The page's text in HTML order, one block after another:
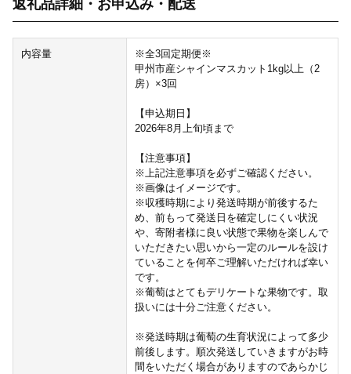
返礼品詳細・お申込み・配送
内容量
※全3回定期便※
甲州市産シャインマスカット1kg以上（2
房）×3回
【申込期日】
2026年8月上旬頃まで
【注意事項】
※上記注意事項を必ずご確認ください。
※画像はイメージです。
※収穫時期により発送時期が前後するた
め、前もって発送日を確定しにくい状況
や、寄附者様に良い状態で果物を楽しんで
いただきたい思いから一定のルールを設け
ていることを何卒ご理解いただければ幸い
です。
※葡萄はとてもデリケートな果物です。取
扱いには十分ご注意ください。
※発送時期は葡萄の生育状況によって多少
前後します。順次発送していきますがお時
間をいただく場合がありますのであらかじ